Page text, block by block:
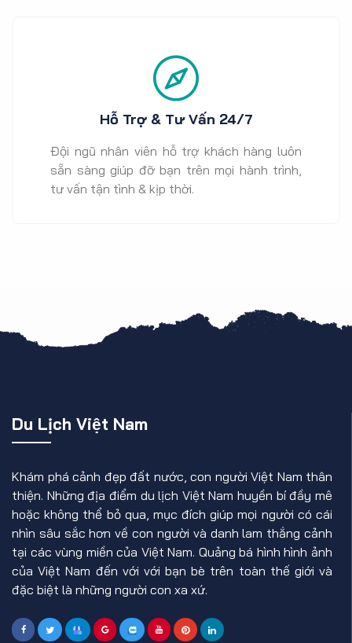
Hỗ Trợ & Tư Vấn 24/7
Đội ngũ nhân viên hỗ trợ khách hàng luôn
sẵn sàng giúp đỡ bạn trên mọi hành trình,
tư vấn tận tình & kịp thời.
Du Lịch Việt Nam
Khám phá cảnh đẹp đất nước, con người Việt Nam thân
thiện. Những địa điểm du lịch Việt Nam huyền bí đầy mê
hoặc không thể bỏ qua, mục đích giúp mọi người có cái
nhìn sâu sắc hơn về con người và danh lam thắng cảnh
tại các vùng miền của Việt Nam. Quảng bá hình hình ảnh
của Việt Nam đến với với bạn bè trên toàn thế giới và
đặc biệt là những người con xa xứ.